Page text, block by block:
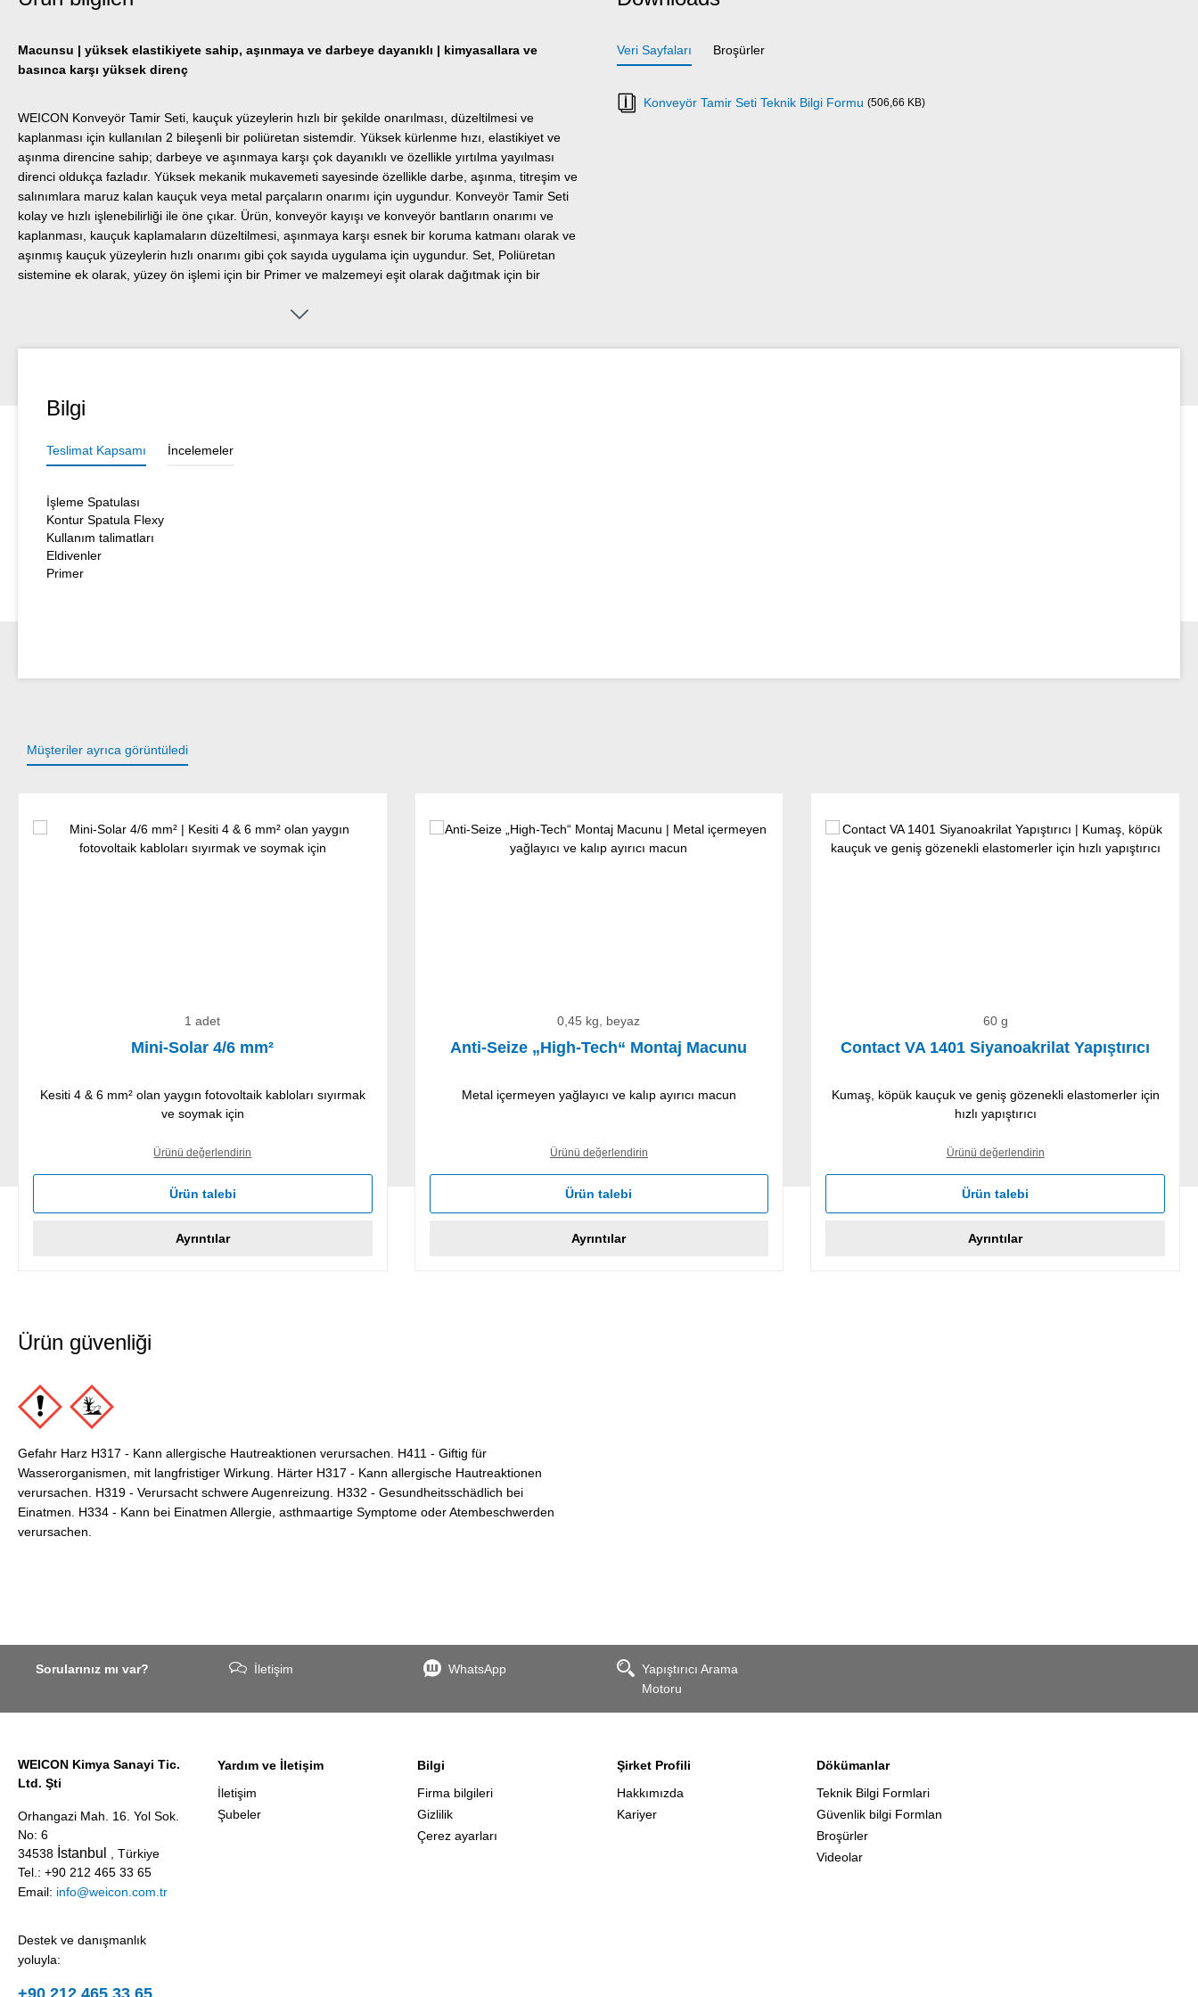
Macunsu | yüksek elastikiyete sahip, aşınmaya ve darbeye dayanıklı | kimyasallara ve
basınca karşı yüksek direnç
WEICON Konveyör Tamir Seti, kauçuk yüzeylerin hızlı bir şekilde onarılması, düzeltilmesi ve
kaplanması için kullanılan 2 bileşenli bir poliüretan sistemdir. Yüksek kürlenme hızı, elastikiyet ve
aşınma direncine sahip; darbeye ve aşınmaya karşı çok dayanıklı ve özellikle yırtılma yayılması
direnci oldukça fazladır. Yüksek mekanik mukavemeti sayesinde özellikle darbe, aşınma, titreşim ve
salınımlara maruz kalan kauçuk veya metal parçaların onarımı için uygundur. Konveyör Tamir Seti
kolay ve hızlı işlenebilirliği ile öne çıkar. Ürün, konveyör kayışı ve konveyör bantların onarımı ve
kaplanması, kauçuk kaplamaların düzeltilmesi, aşınmaya karşı esnek bir koruma katmanı olarak ve
aşınmış kauçuk yüzeylerin hızlı onarımı gibi çok sayıda uygulama için uygundur. Set, Poliüretan
sistemine ek olarak, yüzey ön işlemi için bir Primer ve malzemeyi eşit olarak dağıtmak için bir
klasik 500g'lık çalışma paketine ek olarak, kullanımı kolay 540 g’lık çift kartuşlu bir ambalaj da
Veri Sayfaları Broşürler
Konveyör Tamir Seti Teknik Bilgi Formu (506,66 KB)
Bilgi
Teslimat Kapsamı İncelemeler
İşleme Spatulası
Kontur Spatula Flexy
Kullanım talimatları
Eldivenler
Primer
Müşteriler ayrıca görüntüledi
1 adet
Mini-Solar 4/6 mm²
Kesiti 4 & 6 mm² olan yaygın fotovoltaik kabloları sıyırmak
ve soymak için
Ürünü değerlendirin
Ürün talebi
Ayrıntılar
0,45 kg, beyaz
Anti-Seize „High-Tech“ Montaj Macunu
Metal içermeyen yağlayıcı ve kalıp ayırıcı macun
Ürünü değerlendirin
Ürün talebi
Ayrıntılar
60 g
Contact VA 1401 Siyanoakrilat Yapıştırıcı
Kumaş, köpük kauçuk ve geniş gözenekli elastomerler için
hızlı yapıştırıcı
Ürünü değerlendirin
Ürün talebi
Ayrıntılar
Ürün güvenliği
Gefahr Harz H317 - Kann allergische Hautreaktionen verursachen. H411 - Giftig für
Wasserorganismen, mit langfristiger Wirkung. Härter H317 - Kann allergische Hautreaktionen
verursachen. H319 - Verursacht schwere Augenreizung. H332 - Gesundheitsschädlich bei
Einatmen. H334 - Kann bei Einatmen Allergie, asthmaartige Symptome oder Atembeschwerden
verursachen.
Sorularınız mı var? İletişim WhatsApp
Yapıştırıcı Arama
Motoru
WEICON Kimya Sanayi Tic.
Ltd. Şti
Orhangazi Mah. 16. Yol Sok.
No: 6
34538 İstanbul
, Türkiye
Tel.: +90 212 465 33 65
Email: info@weicon.com.tr
Destek ve danışmanlık
yoluyla:
Yardım ve İletişim
İletişim
Şubeler
Bilgi
Firma bilgileri
Gizlilik
Çerez ayarları
Şirket Profili
Hakkımızda
Kariyer
Dökümanlar
Teknik Bilgi Formlari
Güvenlik bilgi Formlan
Broşürler
Videolar